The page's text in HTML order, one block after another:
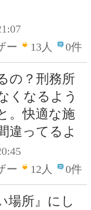
ー
13人 0件
の？刑務所
くなるよう
。快適な施
違ってるよ
ー
12人 0件
場所』にし